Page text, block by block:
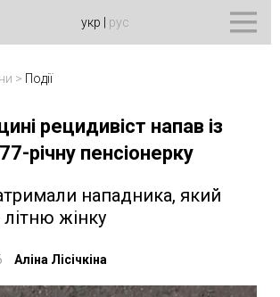
укр рус
> Події
рецидивіст напав із
річну пенсіонерку
нападника, який
жінку
Аліна Лісічкіна